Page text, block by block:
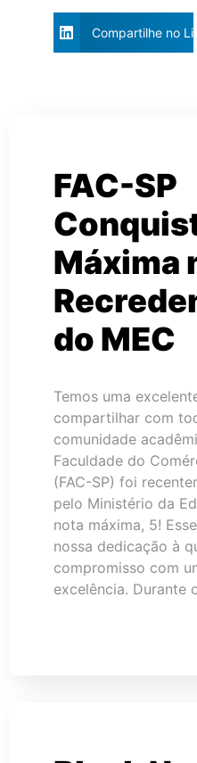
Compartilhe no
FAC-SP
Máxima
do MEC
Temos uma
compartilhar com
comunidade
Faculdade do
(FAC-SP) foi
pelo Ministério da
nota máxima, 5!
nossa dedicação à
compromisso com
excelência. Durante